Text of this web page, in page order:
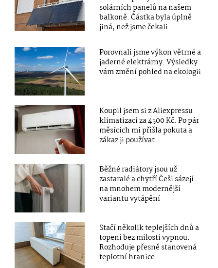
solárních panelů na našem
balkoně. Částka byla úplně
jiná, než jsme čekali
Porovnali jsme výkon větrné a
jaderné elektrárny. Výsledky
vám změní pohled na ekologii
Koupil jsem si z Aliexpressu
klimatizaci za 4500 Kč. Po pár
měsících mi přišla pokuta a
zákaz ji používat
Běžné radiátory jsou už
zastaralé a chytří Češi sázejí
na mnohem modernější
variantu vytápění
Stačí několik teplejších dnů a
topení bez milosti vypnou.
Rozhoduje přesně stanovená
teplotní hranice